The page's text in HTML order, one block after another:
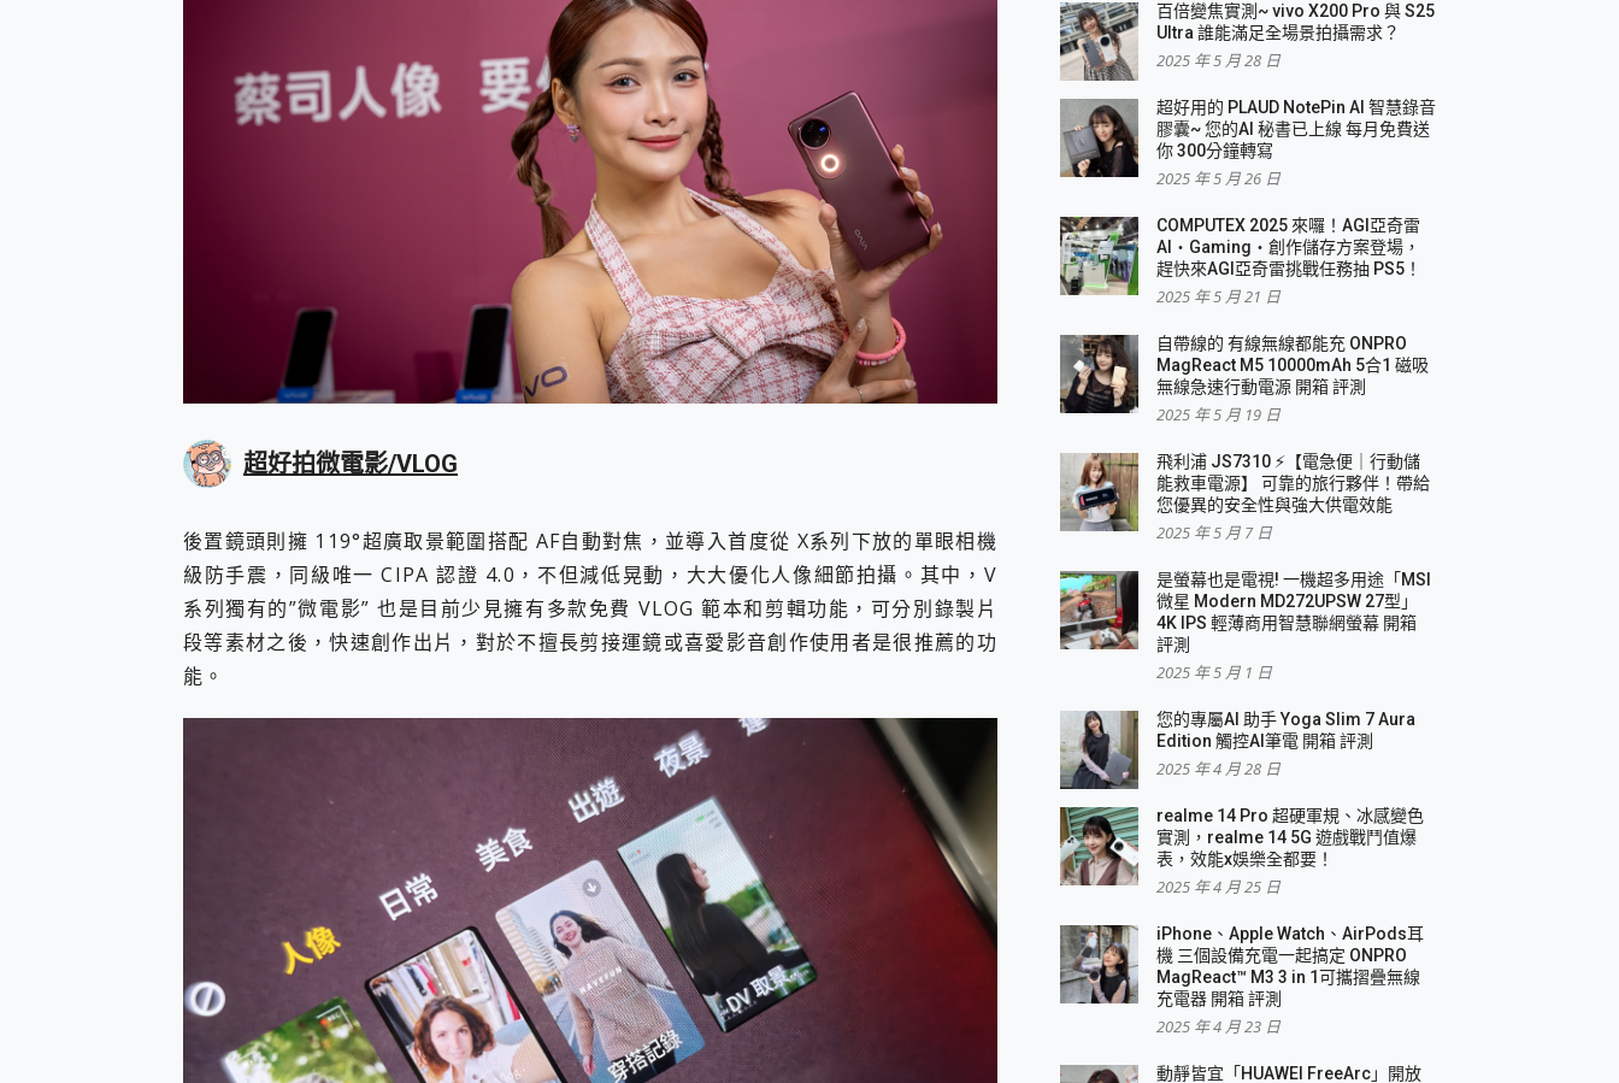
超好拍微電影/VLOG
後置鏡頭則擁 119°超廣取景範圍搭配 AF自動對焦，並導入首度從 X系列下放的單眼相機
級防手震，同級唯一 CIPA 認證 4.0，不但減低晃動，大大優化人像細節拍攝。其中，V
系列獨有的”微電影” 也是目前少見擁有多款免費 VLOG 範本和剪輯功能，可分別錄製片
段等素材之後，快速創作出片，對於不擅長剪接運鏡或喜愛影音創作使用者是很推薦的功
能。
百倍變焦實測~ vivo X200 Pro 與 S25
Ultra 誰能滿足全場景拍攝需求？
2025 年 5 月 28 日
超好用的 PLAUD NotePin AI 智慧錄音
膠囊~ 您的AI 秘書已上線 每月免費送
你 300分鐘轉寫
2025 年 5 月 26 日
COMPUTEX 2025 來囉！AGI亞奇雷
AI・Gaming・創作儲存方案登場，
趕快來AGI亞奇雷挑戰任務抽 PS5！
2025 年 5 月 21 日
自帶線的 有線無線都能充 ONPRO
MagReact M5 10000mAh 5合1 磁吸
無線急速行動電源 開箱 評測
2025 年 5 月 19 日
飛利浦 JS7310 ⚡【電急便｜行動儲
能救車電源】 可靠的旅行夥伴！帶給
您優異的安全性與強大供電效能
2025 年 5 月 7 日
是螢幕也是電視! 一機超多用途「MSI
微星 Modern MD272UPSW 27型」
4K IPS 輕薄商用智慧聯網螢幕 開箱
評測
2025 年 5 月 1 日
您的專屬AI 助手 Yoga Slim 7 Aura
Edition 觸控AI筆電 開箱 評測
2025 年 4 月 28 日
realme 14 Pro 超硬軍規、冰感變色
實測，realme 14 5G 遊戲戰鬥值爆
表，效能x娛樂全都要！
2025 年 4 月 25 日
iPhone、Apple Watch、AirPods耳
機 三個設備充電一起搞定 ONPRO
MagReact™ M3 3 in 1可攜摺疊無線
充電器 開箱 評測
2025 年 4 月 23 日
動靜皆宜「HUAWEI FreeArc」開放